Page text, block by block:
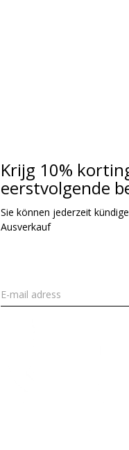
Krijg 10%
eerstvolgende
Sie können jederzeit
Ausverkauf